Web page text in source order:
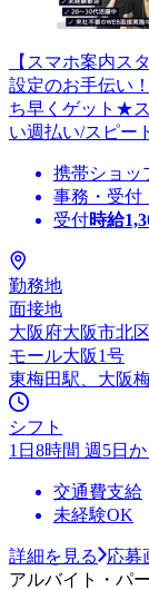
【スマホ案内ス
設定のお手伝い
ち早くゲット★
い週払い/スピー
携帯ショッ
事務・受付
受付時給
勤務地
面接地
大阪府大阪市北
モール大阪1号
東梅田駅、大阪
シフト
1日8時間 週5日
交通費支給
未経験OK
詳細を見る
応募
アルバイト・パ